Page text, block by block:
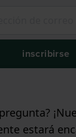
inscribirse
estará